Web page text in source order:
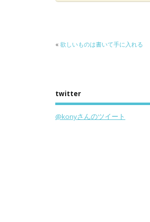
« 欲しいものは書いて手に入れる
twitter
@konyさんのツイート